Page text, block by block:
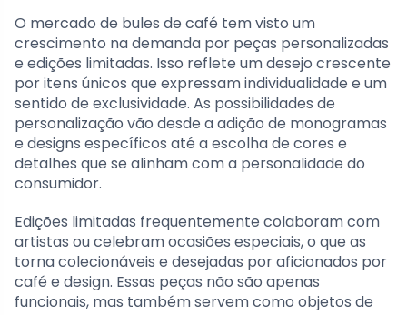
O mercado de bules de café tem visto um
crescimento na demanda por peças personalizadas
e edições limitadas. Isso reflete um desejo crescente
por itens únicos que expressam individualidade e um
sentido de exclusividade. As possibilidades de
personalização vão desde a adição de monogramas
e designs específicos até a escolha de cores e
detalhes que se alinham com a personalidade do
consumidor.
Edições limitadas frequentemente colaboram com
artistas ou celebram ocasiões especiais, o que as
torna colecionáveis e desejadas por aficionados por
café e design. Essas peças não são apenas
funcionais, mas também servem como objetos de